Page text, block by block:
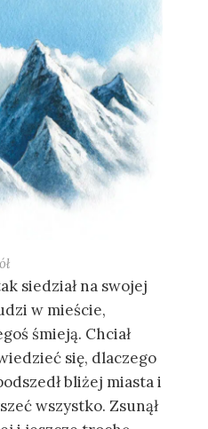
siedział na swojej
w mieście,
śmieją. Chciał
się, dlaczego
bliżej miasta i
wszystko. Zsunął